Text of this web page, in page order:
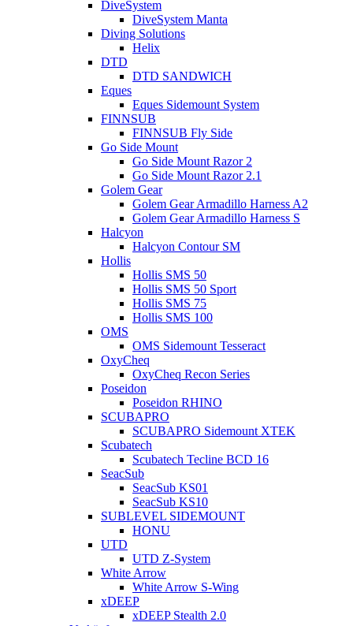
DiveSystem
DiveSystem Manta
Diving Solutions
Helix
DTD
DTD SANDWICH
Eques
Eques Sidemount System
FINNSUB
FINNSUB Fly Side
Go Side Mount
Go Side Mount Razor 2
Go Side Mount Razor 2.1
Golem Gear
Golem Gear Armadillo Harness A2
Golem Gear Armadillo Harness S
Halcyon
Halcyon Contour SM
Hollis
Hollis SMS 50
Hollis SMS 50 Sport
Hollis SMS 75
Hollis SMS 100
OMS
OMS Sidemount Tesseract
OxyCheq
OxyCheq Recon Series
Poseidon
Poseidon RHINO
SCUBAPRO
SCUBAPRO Sidemount XTEK
Scubatech
Scubatech Tecline BCD 16
SeacSub
SeacSub KS01
SeacSub KS10
SUBLEVEL SIDEMOUNT
HONU
UTD
UTD Z-System
White Arrow
White Arrow S-Wing
xDEEP
xDEEP Stealth 2.0